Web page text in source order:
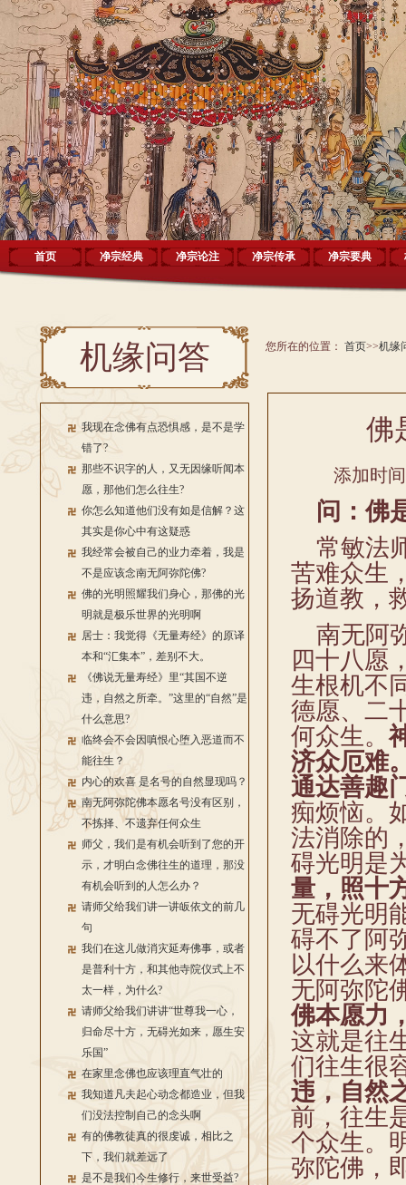
首页 净宗经典 净宗论注 净宗传承 净宗要典
机缘问答
我现在念佛有点恐惧感，是不是学
错了?
那些不识字的人，又无因缘听闻本
愿，那他们怎么往生?
你怎么知道他们没有如是信解？这
其实是你心中有这疑惑
我经常会被自己的业力牵着，我是
不是应该念南无阿弥陀佛?
佛的光明照耀我们身心，那佛的光
明就是极乐世界的光明啊
居士：我觉得《无量寿经》的原译
本和“汇集本”，差别不大。
《佛说无量寿经》里“其国不逆
违，自然之所牵。”这里的“自然”是
什么意思?
临终会不会因嗔恨心堕入恶道而不
能往生？
内心的欢喜 是名号的自然显现吗？
南无阿弥陀佛本愿名号没有区别，
不拣择、不遗弃任何众生
师父，我们是有机会听到了您的开
示，才明白念佛往生的道理，那没
有机会听到的人怎么办？
请师父给我们讲一讲皈依文的前几
句
我们在这儿做消灾延寿佛事，或者
是普利十方，和其他寺院仪式上不
太一样，为什么?
请师父给我们讲讲“世尊我一心，
归命尽十方，无碍光如来，愿生安
乐国”
在家里念佛也应该理直气壮的
我知道凡夫起心动念都造业，但我
们没法控制自己的念头啊
有的佛教徒真的很虔诚，相比之
下，我们就差远了
是不是我们今生修行，来世受益?
您所在的位置： 首页>>机缘
佛
添加时
问：佛
常敏法
苦难众生
扬道教，
南无阿
四十八愿
生根机不
德愿、二
何众生。
济众厄难
通达善趣
痴烦恼。
法消除的
碍光明是
量，照十
无碍光明
碍不了阿
以什么来
无阿弥陀
佛本愿力
这就是往
们往生很
违，自然
前，往生
个众生。
弥陀佛，